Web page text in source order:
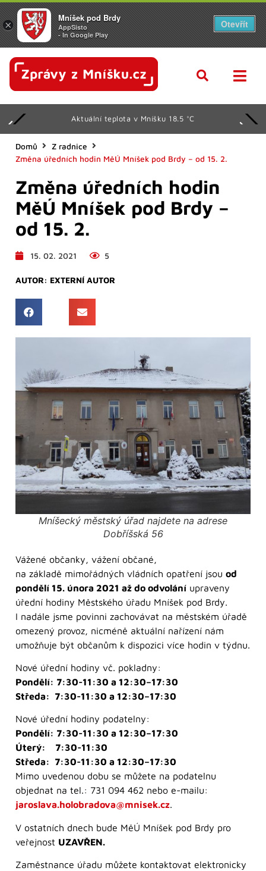
Aktuální teplota v Mníšku 18.5 °C
Domů
Z radnice
Změna úředních hodin MěÚ Mníšek pod Brdy – od 15. 2.
Změna úředních hodin
MěÚ Mníšek pod Brdy –
od 15. 2.
15. 02. 2021 5
AUTOR: EXTERNÍ AUTOR
Mníšecký městský úřad najdete na adrese
Dobříšská 56
Vážené občanky, vážení občané,
na základě mimořádných vládních opatření jsou od
pondělí 15. února 2021 až do odvolání upraveny
úřední hodiny Městského úřadu Mníšek pod Brdy.
I nadále jsme povinni zachovávat na městském úřadě
omezený provoz, nicméně aktuální nařízení nám
umožňuje být občanům k dispozici více hodin v týdnu.
Nové úřední hodiny vč. pokladny:
Pondělí: 7:30-11:30 a 12:30–17:30
Středa: 7:30-11:30 a 12:30–17:30
Nové úřední hodiny podatelny:
Pondělí: 7:30-11:30 a 12:30–17:30
Úterý: 7:30-11:30
Středa: 7:30-11:30 a 12:30–17:30
Mimo uvedenou dobu se můžete na podatelnu
objednat na tel.: 731 094 462 nebo e-mailu:
jaroslava.holobradova@mnisek.cz.
V ostatních dnech bude MěÚ Mníšek pod Brdy pro
veřejnost UZAVŘEN.
Zaměstnance úřadu můžete kontaktovat elektronicky
×
Mníšek pod Brdy
AppSisto
- In Google Play
Otevřít